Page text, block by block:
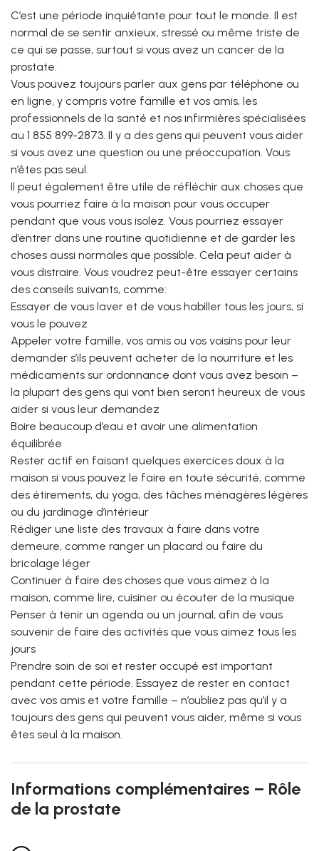
C’est une période inquiétante pour tout le monde. Il est
normal de se sentir anxieux, stressé ou même triste de
ce qui se passe, surtout si vous avez un cancer de la
prostate.
Vous pouvez toujours parler aux gens par téléphone ou
en ligne, y compris votre famille et vos amis, les
professionnels de la santé et nos infirmières spécialisées
au 1 855 899-2873. Il y a des gens qui peuvent vous aider
si vous avez une question ou une préoccupation. Vous
n’êtes pas seul.
Il peut également être utile de réfléchir aux choses que
vous pourriez faire à la maison pour vous occuper
pendant que vous vous isolez. Vous pourriez essayer
d’entrer dans une routine quotidienne et de garder les
choses aussi normales que possible. Cela peut aider à
vous distraire. Vous voudrez peut-être essayer certains
des conseils suivants, comme:
Essayer de vous laver et de vous habiller tous les jours, si
vous le pouvez
Appeler votre famille, vos amis ou vos voisins pour leur
demander s’ils peuvent acheter de la nourriture et les
médicaments sur ordonnance dont vous avez besoin –
la plupart des gens qui vont bien seront heureux de vous
aider si vous leur demandez
Boire beaucoup d’eau et avoir une alimentation
équilibrée
Rester actif en faisant quelques exercices doux à la
maison si vous pouvez le faire en toute sécurité, comme
des étirements, du yoga, des tâches ménagères légères
ou du jardinage d’intérieur
Rédiger une liste des travaux à faire dans votre
demeure, comme ranger un placard ou faire du
bricolage léger
Continuer à faire des choses que vous aimez à la
maison, comme lire, cuisiner ou écouter de la musique
Penser à tenir un agenda ou un journal, afin de vous
souvenir de faire des activités que vous aimez tous les
jours
Prendre soin de soi et rester occupé est important
pendant cette période. Essayez de rester en contact
avec vos amis et votre famille – n’oubliez pas qu’il y a
toujours des gens qui peuvent vous aider, même si vous
êtes seul à la maison.
Informations complémentaires – Rôle
de la prostate